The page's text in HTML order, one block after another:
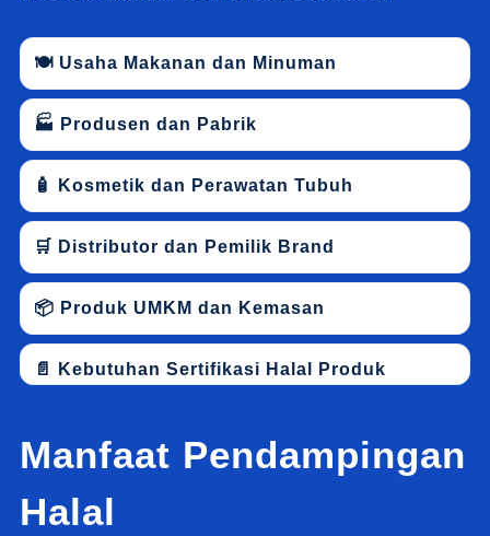
🍽 Usaha Makanan dan Minuman
🏭 Produsen dan Pabrik
🧴 Kosmetik dan Perawatan Tubuh
🛒 Distributor dan Pemilik Brand
📦 Produk UMKM dan Kemasan
📄 Kebutuhan Sertifikasi Halal Produk
Manfaat Pendampingan
Halal